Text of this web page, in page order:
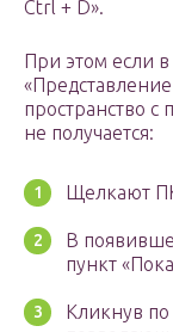
Ctrl + D».
При этом если
пространство
не получается:
Щелкают
В
пункт
Кликнув